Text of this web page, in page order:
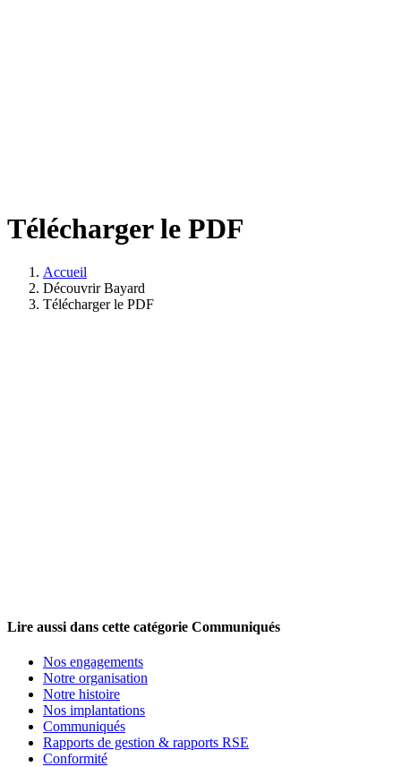
Télécharger le PDF
Accueil
Découvrir Bayard
Télécharger le PDF
Lire aussi dans cette catégorie Communiqués
Nos engagements
Notre organisation
Notre histoire
Nos implantations
Communiqués
Rapports de gestion & rapports RSE
Conformité